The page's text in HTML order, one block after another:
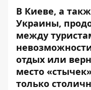
В Киеве, а
Украины,
между
отдых или
место
только